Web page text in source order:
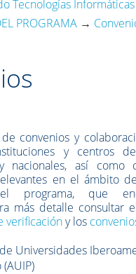
Tecnologías Informáticas
PROGRAMA →
convenios y
y centros de
nacionales, así como
en el ámbito
programa, que
más detalle consultar
verificacióny los
Universidades